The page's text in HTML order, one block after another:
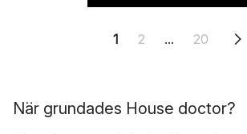
1 2 ... 20
När grundades House doctor?